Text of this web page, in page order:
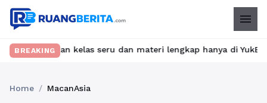
menu
BREAKINGkelas seru dan materi lengkap hanya di
Home / MacanAsia